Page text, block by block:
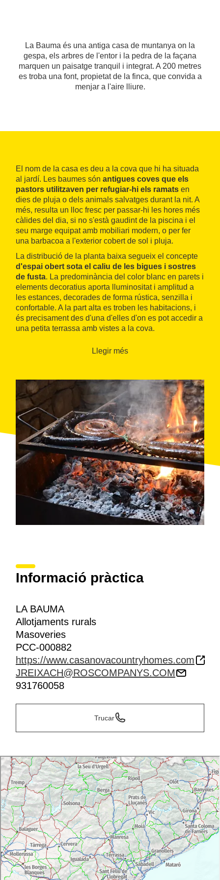
La Bauma és una antiga casa de muntanya on la
gespa, els arbres de l'entor i la pedra de la façana
marquen un paisatge tranquil i integrat. A 200 metres
es troba una font, propietat de la finca, que convida a
menjar a l'aire lliure.
El nom de la casa es deu a la cova que hi ha situada
al jardí. Les baumes són antigues coves que els
pastors utilitzaven per refugiar-hi els ramats en
dies de pluja o dels animals salvatges durant la nit. A
més, resulta un lloc fresc per passar-hi les hores més
càlides del dia, si no s'està gaudint de la piscina i el
seu marge equipat amb mobiliari modern, o per fer
una barbacoa a l'exterior cobert de sol i pluja.
La distribució de la planta baixa segueix el concepte
d'espai obert sota el caliu de les bigues i sostres
de fusta. La predominància del color blanc en parets i
elements decoratius aporta lluminositat i amplitud a
les estances, decorades de forma rústica, senzilla i
confortable. A la part alta es troben les habitacions, i
és precisament des d'una d'elles d'on es pot accedir a
una petita terrassa amb vistes a la cova.
Llegir més
Informació pràctica
LA BAUMA
Allotjaments rurals
Masoveries
PCC-000882
https://www.casanovacountryhomes.com
JREIXACH@ROSCOMPANYS.COM
931760058
Trucar